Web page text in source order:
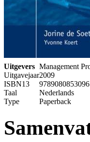
Uitgevers Management
Uitgavejaar2009
ISBN13
9789080853096
Taal
Nederlands
Type
Paperback